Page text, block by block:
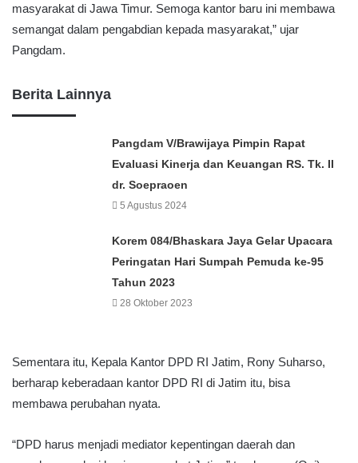
masyarakat di Jawa Timur. Semoga kantor baru ini membawa
semangat dalam pengabdian kepada masyarakat,” ujar
Pangdam.
Berita Lainnya
Pangdam V/Brawijaya Pimpin Rapat
Evaluasi Kinerja dan Keuangan RS. Tk. II
dr. Soepraoen
5 Agustus 2024
Korem 084/Bhaskara Jaya Gelar Upacara
Peringatan Hari Sumpah Pemuda ke-95
Tahun 2023
28 Oktober 2023
Sementara itu, Kepala Kantor DPD RI Jatim, Rony Suharso,
berharap keberadaan kantor DPD RI di Jatim itu, bisa
membawa perubahan nyata.
“DPD harus menjadi mediator kepentingan daerah dan